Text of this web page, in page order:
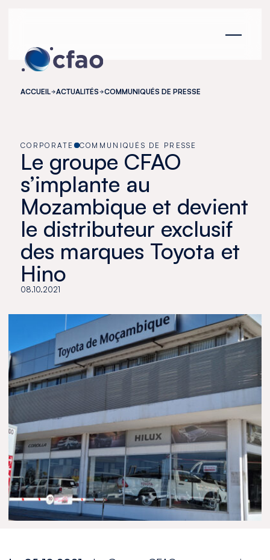
ACCUEIL ACTUALITÉS COMMUNIQUÉS DE PRESSE
CORPORATE COMMUNIQUÉS DE PRESSE
Le groupe CFAO
s’implante au
Mozambique et devient
le distributeur exclusif
des marques Toyota et
Hino
08.10.2021